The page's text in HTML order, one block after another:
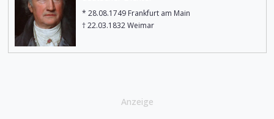
* 28.08.1749 Frankfurt am Main
† 22.03.1832 Weimar
Anzeige